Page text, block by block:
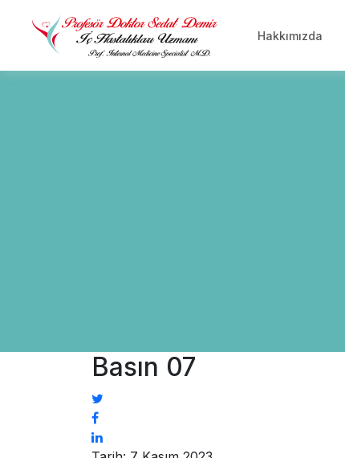
Hakkımızda
Basın 07